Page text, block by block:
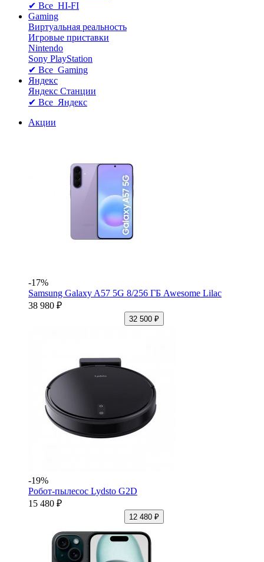
✔ Все HI-FI
Gaming
Виртуальная реальность
Игровые приставки
Nintendo
Sony PlayStation
✔ Все Gaming
Яндекс
Яндекс Станции
✔ Все Яндекс
Акции
-17%
Samsung Galaxy A57 5G 8/256 ГБ Awesome Lilac
38 980 ₽
32 500 ₽
-19%
Робот-пылесос Lydsto G2D
15 480 ₽
12 480 ₽